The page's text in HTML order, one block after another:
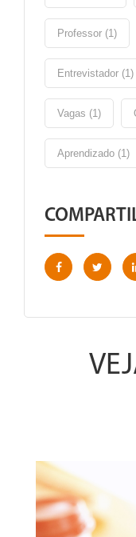
Professor (1)
Entrevistador (1)
Vagas (1)
Aprendizado (1)